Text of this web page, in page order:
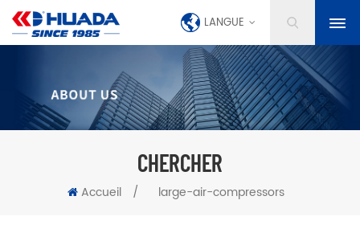
LANGUE
CHERCHER
Accueil / large-air-compressors